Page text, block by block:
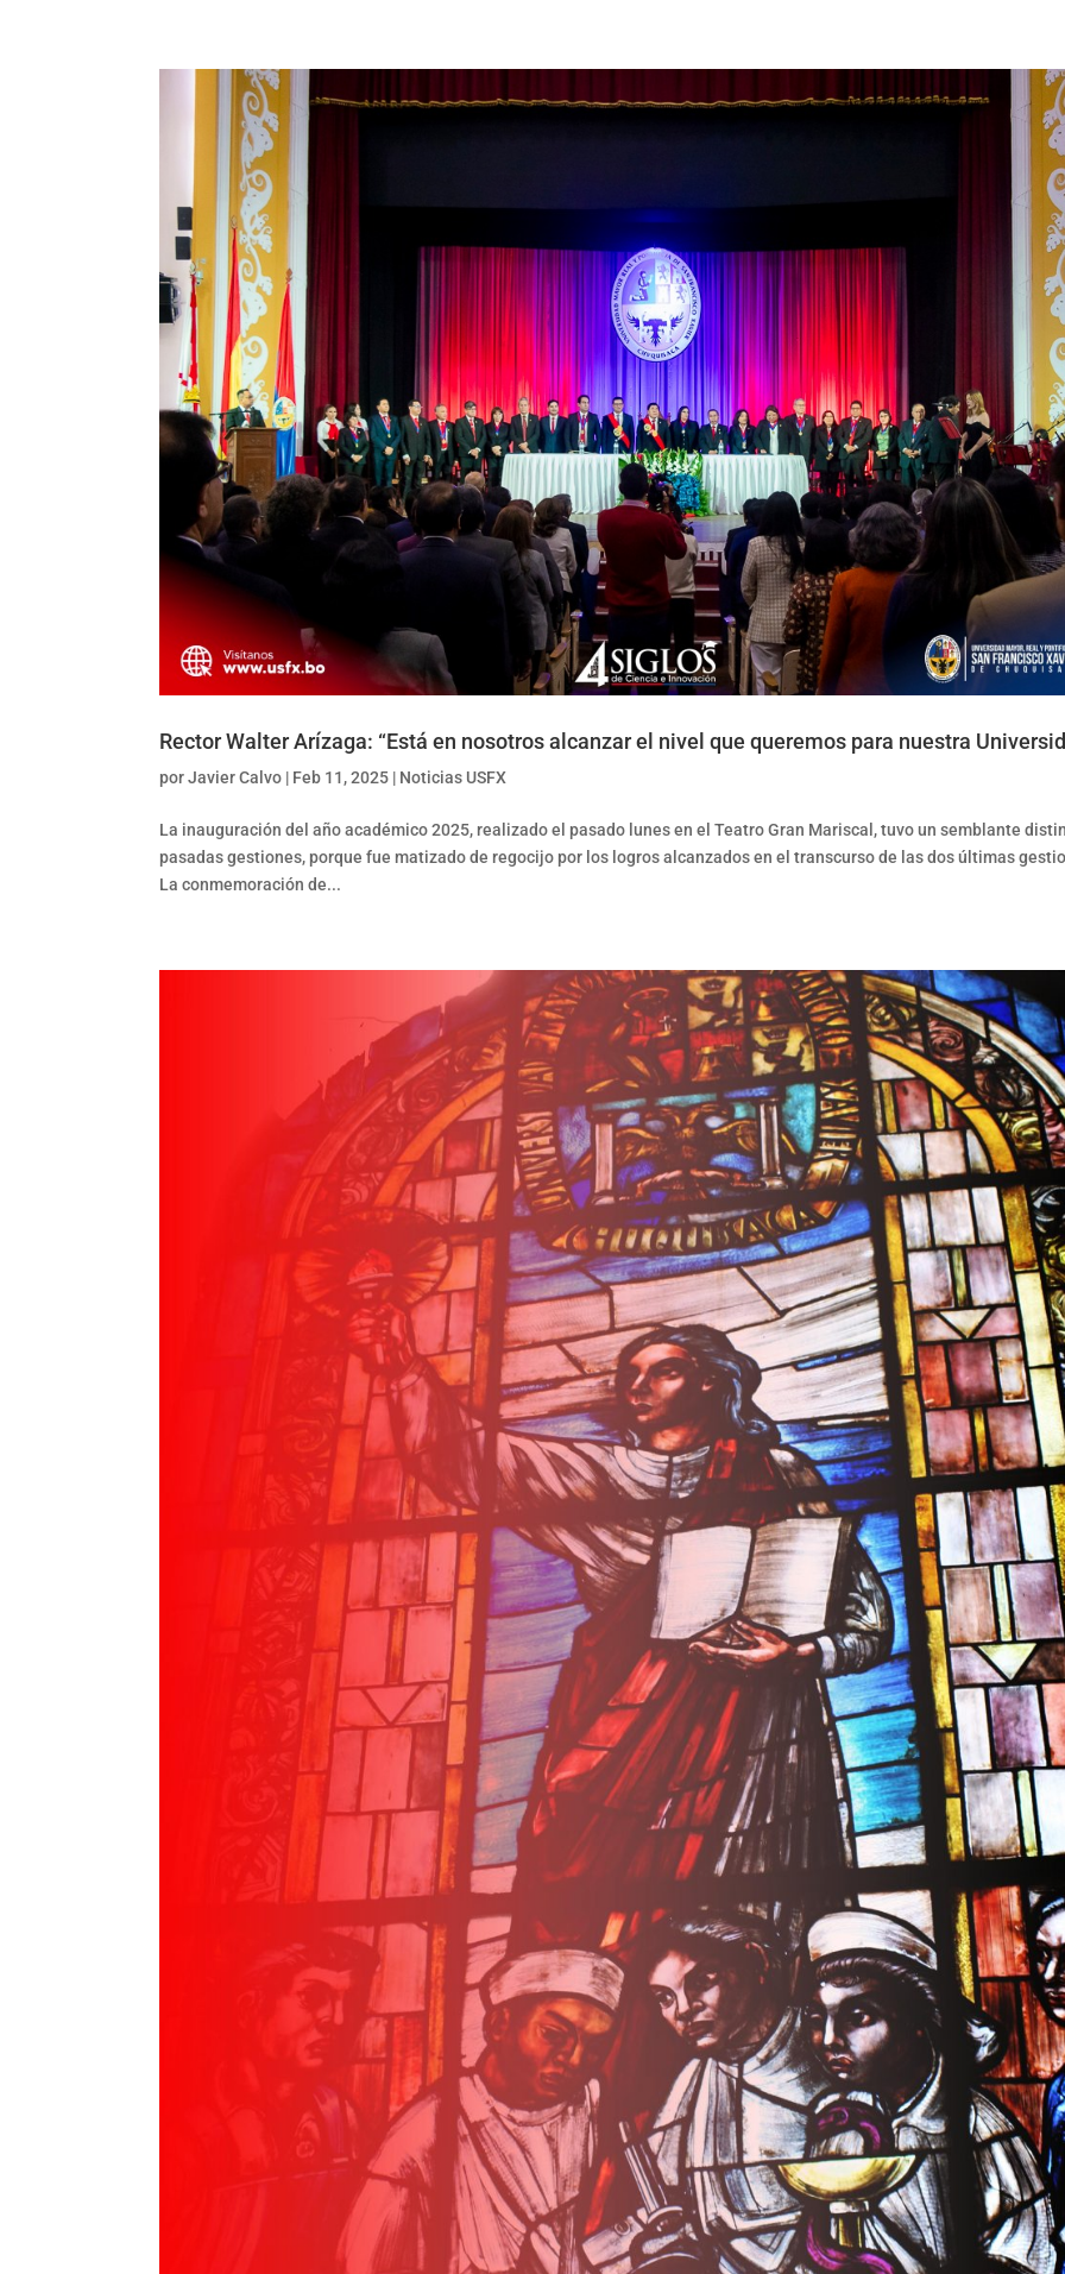
Rector Walter Arízaga: “Está en nosotros alcanzar el nivel que queremos para nuestra
porJavier Calvo | Feb 11, 2025 | Noticias USFX
La inauguración del año académico 2025, realizado el pasado lunes en el Teatro Gran Mariscal, tuvo un semblante
pasadas gestiones, porque fue matizado de regocijo por los logros alcanzados en el transcurso de las dos últimas
La conmemoración de...